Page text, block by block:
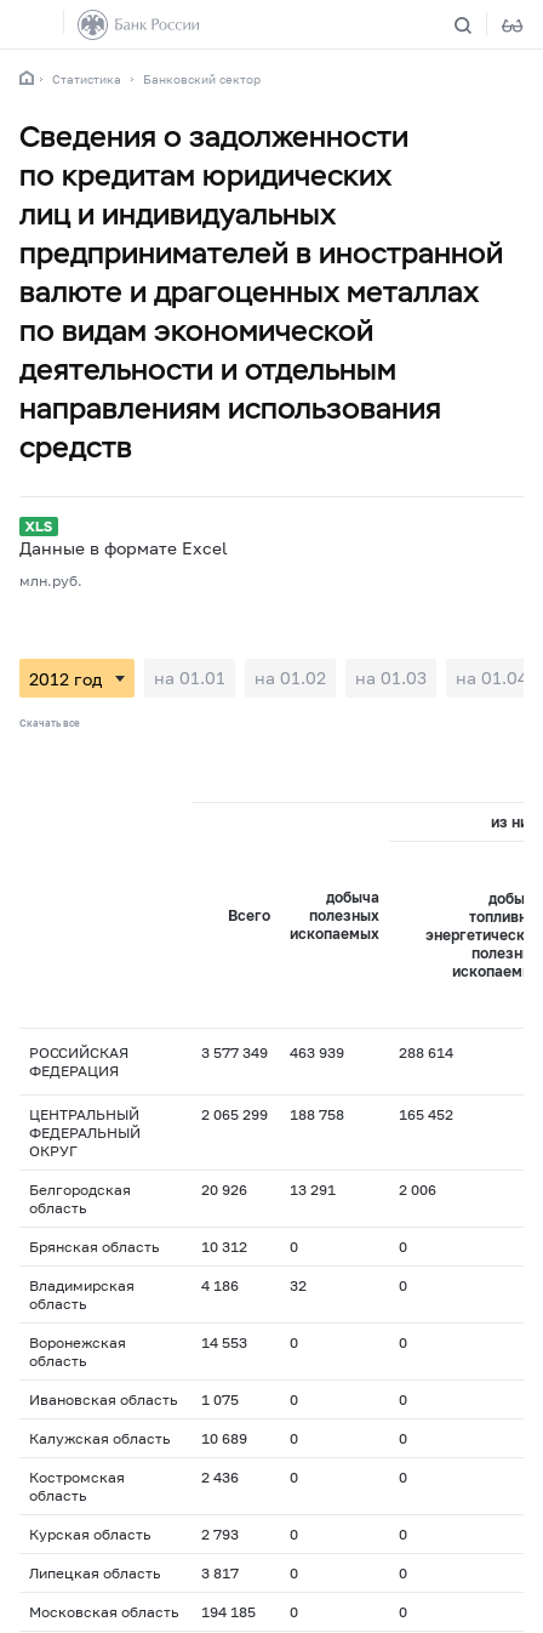
Статистика Банковский сектор
Сведения о задолженности
по кредитам юридических
лиц и индивидуальных
предпринимателей в иностранной
валюте и драгоценных металлах
по видам экономической
деятельности и отдельным
направлениям использования
средств
Данные в формате Excel
млн.руб.
на 01.01 на 01.02 на 01.03 на 01.04
Скачать все
Всего
добыча
полезных
ископаемых
из них:
добыча
топливно-
энергетических
полезных
ископаемых
РОССИЙСКАЯ
ФЕДЕРАЦИЯ
3 577 349 463 939 288 614
ЦЕНТРАЛЬНЫЙ
ФЕДЕРАЛЬНЫЙ
ОКРУГ
2 065 299 188 758 165 452
Белгородская
область
20 926 13 291 2 006
Брянская область 10 312 0 0
Владимирская
область
4 186 32 0
Воронежская
область
14 553 0 0
Ивановская область 1 075 0 0
Калужская область 10 689 0 0
Костромская
область
2 436 0 0
Курская область 2 793 0 0
Липецкая область 3 817 0 0
Московская область 194 185 0 0